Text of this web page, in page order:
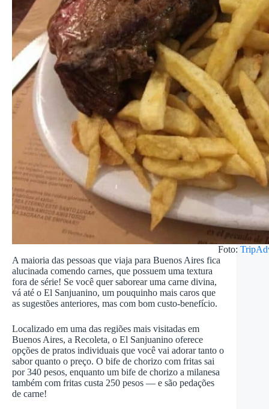
Foto:
A maioria das pessoas que viaja para Buenos Aires fica
alucinada comendo carnes, que possuem uma textura
fora de série! Se você quer saborear uma carne divina,
vá até o El Sanjuanino, um pouquinho mais caros que
as sugestões anteriores, mas com bom custo-benefício.
Localizado em uma das regiões mais visitadas em
Buenos Aires, a Recoleta, o El Sanjuanino oferece
opções de pratos individuais que você vai adorar tanto o
sabor quanto o preço. O bife de chorizo com fritas sai
por 340 pesos, enquanto um bife de chorizo a milanesa
também com fritas custa 250 pesos — e são pedações
de carne!